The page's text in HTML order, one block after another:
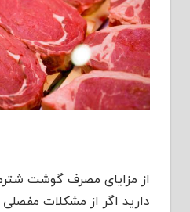
از مزایای مصرف گوشت
دارید اگر از مشکلات